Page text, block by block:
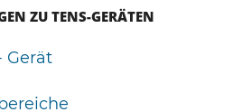
ZU TENS-GERÄTEN
Gerät